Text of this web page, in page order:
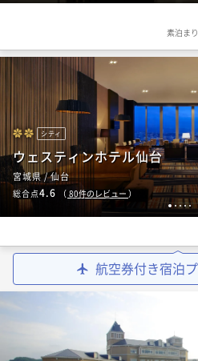
素泊まり
123 45
シティ
ウェスティンホテル仙台
宮城県 / 仙台
総合点4.6 （ 80件のレビュー ）
航空券付き宿泊